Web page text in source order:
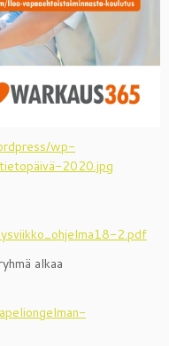
wp-
2020.jpg
2.pdf
alkaa